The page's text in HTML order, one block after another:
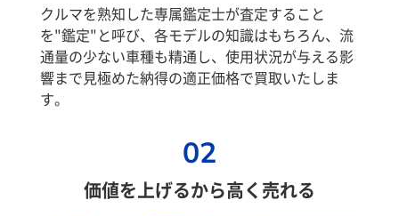
クルマを熟知した専属鑑定士が査定すること
を"鑑定"と呼び、各モデルの知識はもちろん、流
通量の少ない車種も精通し、使用状況が与える影
響まで見極めた納得の適正価格で買取いたしま
す。
02
価値を上げるから高く売れる